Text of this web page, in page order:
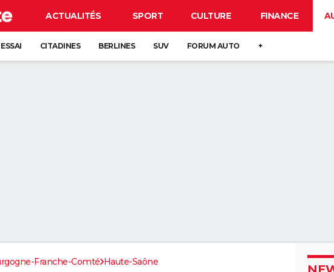
ACTUALITÉS SPORT CULTURE FINANCE
CITADINES BERLINES SUV FORUM AUTO +
Franche-Comté Haute-Saône